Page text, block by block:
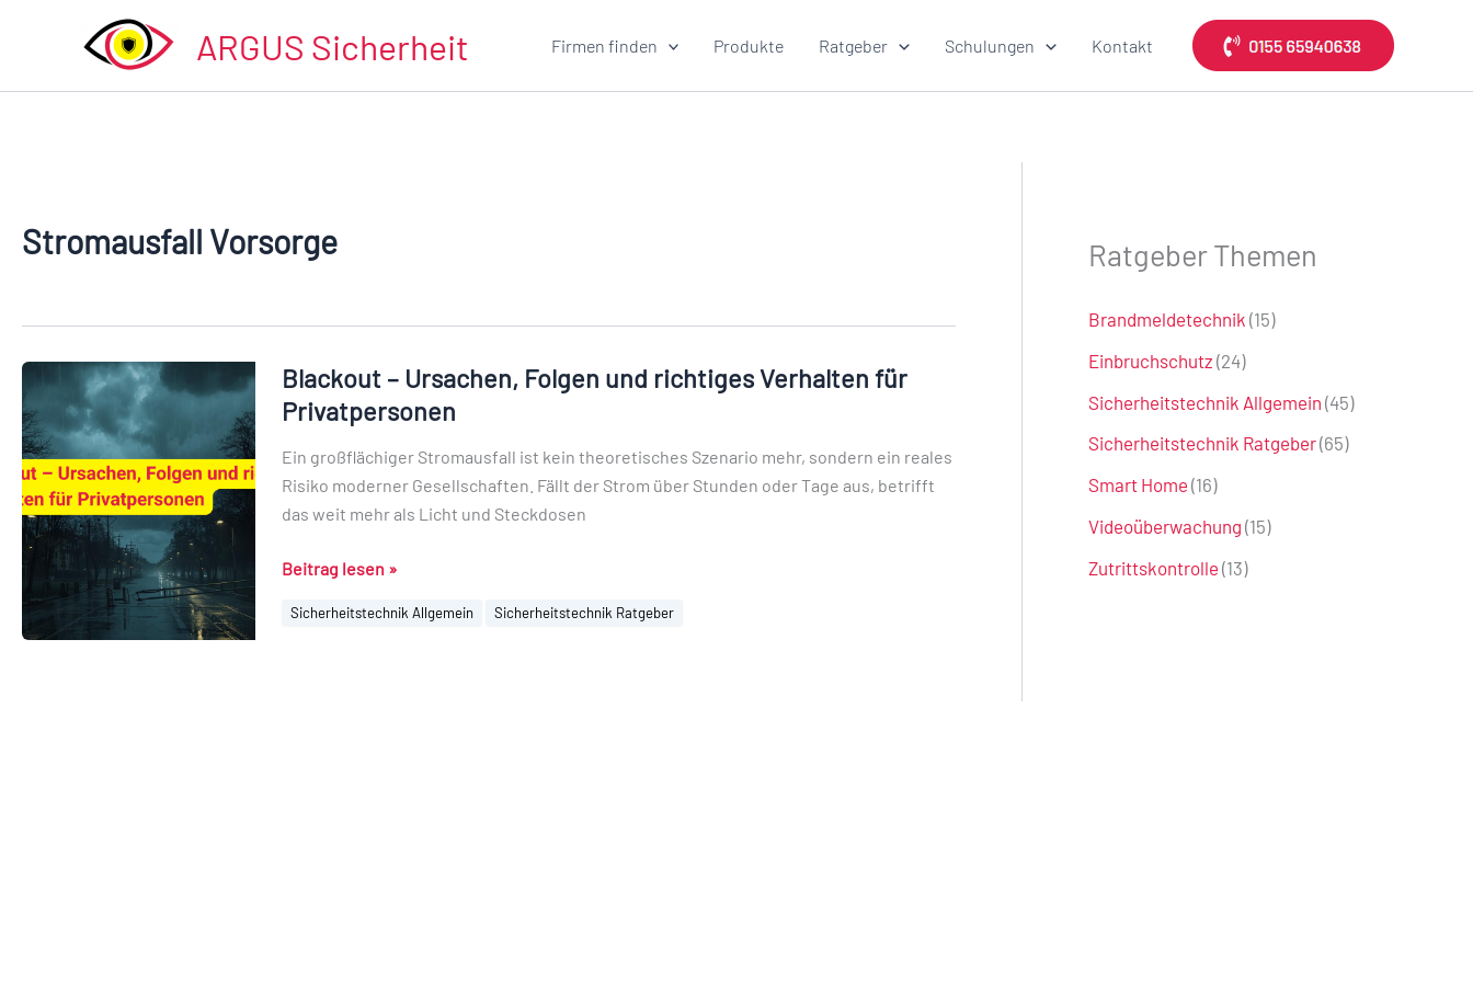
ARGUS Sicherheit Firmen finden Produkte Ratgeber Schulungen Kontakt
Stromausfall Vorsorge
Blackout – Ursachen, Folgen und richtiges Verhalten für
Privatpersonen
Ein großflächiger Stromausfall ist kein theoretisches Szenario mehr, sondern ein reales
Risiko moderner Gesellschaften. Fällt der Strom über Stunden oder Tage aus, betrifft
das weit mehr als Licht und Steckdosen
Blackout
–
Ursachen,
Folgen
und
richtiges
für
Privatpersonen
Beitrag lesen »
Sicherheitstechnik Allgemein Sicherheitstechnik Ratgeber
Ratgeber Themen
Brandmeldetechnik (15)
Einbruchschutz (24)
Sicherheitstechnik Allgemein (45)
Sicherheitstechnik Ratgeber(65)
Smart Home (16)
Videoüberwachung (15)
Zutrittskontrolle (13)